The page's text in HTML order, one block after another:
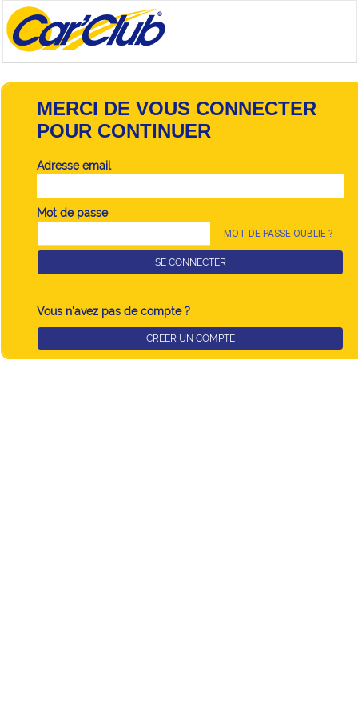
MERCI DE VOUS CONNECTER
POUR CONTINUER
Adresse email
Mot de passe
MOT DE PASSE OUBLIE ?
SE CONNECTER
Vous n'avez pas de compte ?
CREER UN COMPTE